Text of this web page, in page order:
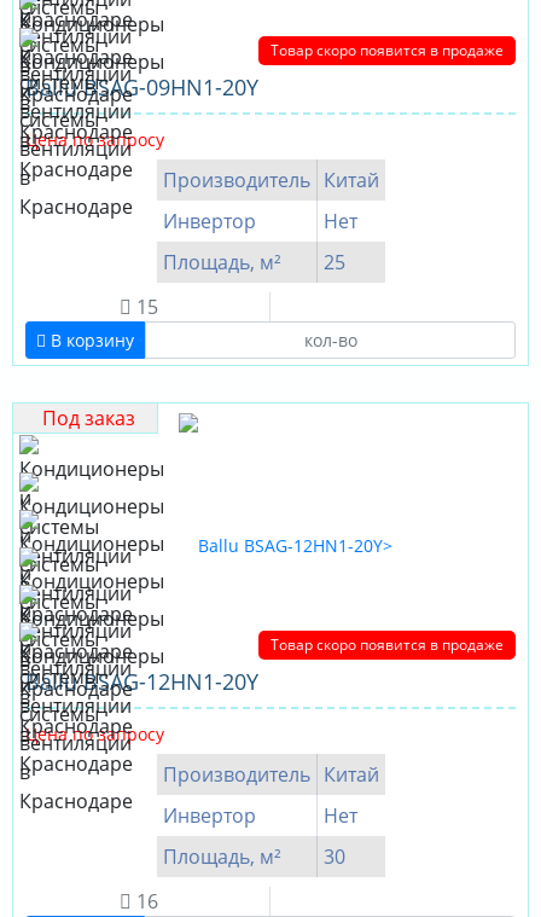
Товар скоро появится в продаже
Ballu BSAG-09HN1-20Y
Цена по запросу
Производитель Китай
Инвертор
Нет
Площадь, м²
25
15
В корзину
Под заказ
Товар скоро появится в продаже
Ballu BSAG-12HN1-20Y
Цена по запросу
Производитель Китай
Инвертор
Нет
Площадь, м²
30
16